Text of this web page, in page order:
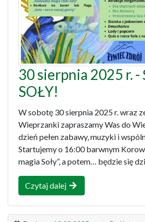
30 sierpnia 2025 r. -
SOŁY!
W sobotę 30 sierpnia 2025 r. wraz
Wieprzanki zapraszamy Was do
dzień pełen zabawy, muzyki i
Startujemy o 16:00 barwnym
magia Soły”, a potem… będzie się
Czytaj dalej